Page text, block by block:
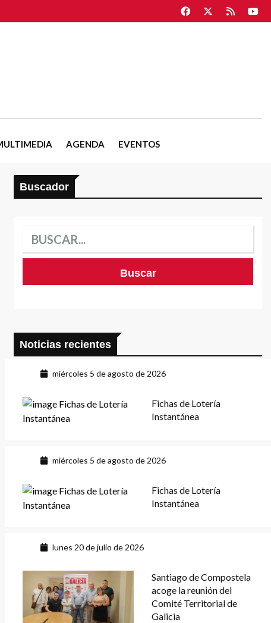
AGENDA EVENTOS
Buscador
Noticias recientes
miércoles 5 de agosto de 2026
Fichas de Lotería
Instantánea
miércoles 5 de agosto de 2026
Fichas de Lotería
Instantánea
lunes 20 de julio de 2026
Santiago de Compostela
acoge la reunión del
Comité Territorial de
Galicia